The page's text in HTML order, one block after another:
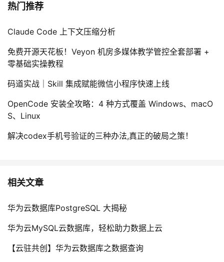
热门推荐
Claude Code 上下文压缩分析
免费开源天花板！Veyon 机房多媒体教学管控全套部署 +
零基础实操教程
码道实战｜Skill 集成赋能微信小程序快速上线
OpenCode 安装全攻略：4 种方式覆盖 Windows、macO
S、Linux
解决codex手机号验证的三种办法,真正的破局之策！
相关文章
华为云数据库PostgreSQL 大揭秘
华为云MySQL云数据库，轻松助力数据上云
【云驻共创】华为云数据库之数据查询